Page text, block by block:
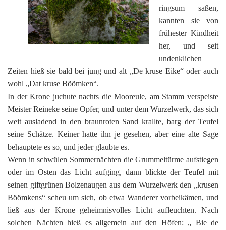
ringsum saßen,
kannten sie von
frühester Kindheit
her, und seit
undenklichen
Zeiten hieß sie bald bei jung und alt „De kruse Eike“ oder auch
wohl „Dat kruse Böömken“.
In der Krone juchute nachts die Mooreule, am Stamm verspeiste
Meister Reineke seine Opfer, und unter dem Wurzelwerk, das sich
weit ausladend in den braunroten Sand krallte, barg der Teufel
seine Schätze. Keiner hatte ihn je gesehen, aber eine alte Sage
behauptete es so, und jeder glaubte es.
Wenn in schwülen Sommernächten die Grummeltürme aufstiegen
oder im Osten das Licht aufging, dann blickte der Teufel mit
seinen giftgrünen Bolzenaugen aus dem Wurzelwerk den „krusen
Böömkens“ scheu um sich, ob etwa Wanderer vorbeikämen, und
ließ aus der Krone geheimnisvolles Licht aufleuchten. Nach
solchen Nächten hieß es allgemein auf den Höfen: „ Bie de